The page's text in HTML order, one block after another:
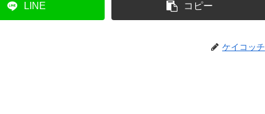
LINE コピー
ケイコッチ